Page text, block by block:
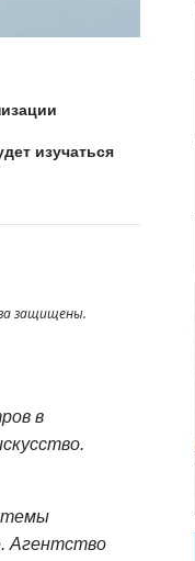
изучаться
защищены.
в
темы
Агентство